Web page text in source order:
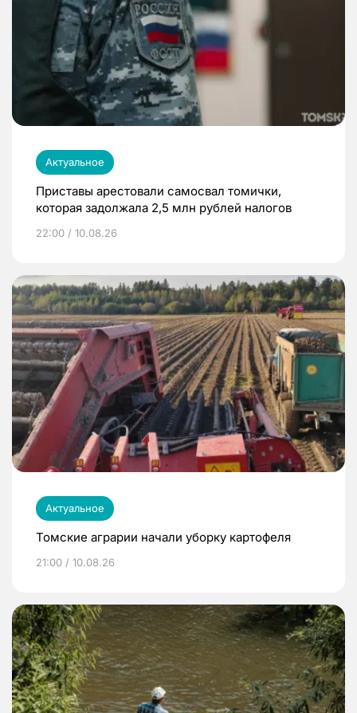
Актуальное
Приставы арестовали самосвал томички,
которая задолжала 2,5 млн рублей налогов
22:00 / 10.08.26
Актуальное
Томские аграрии начали уборку картофеля
21:00 / 10.08.26